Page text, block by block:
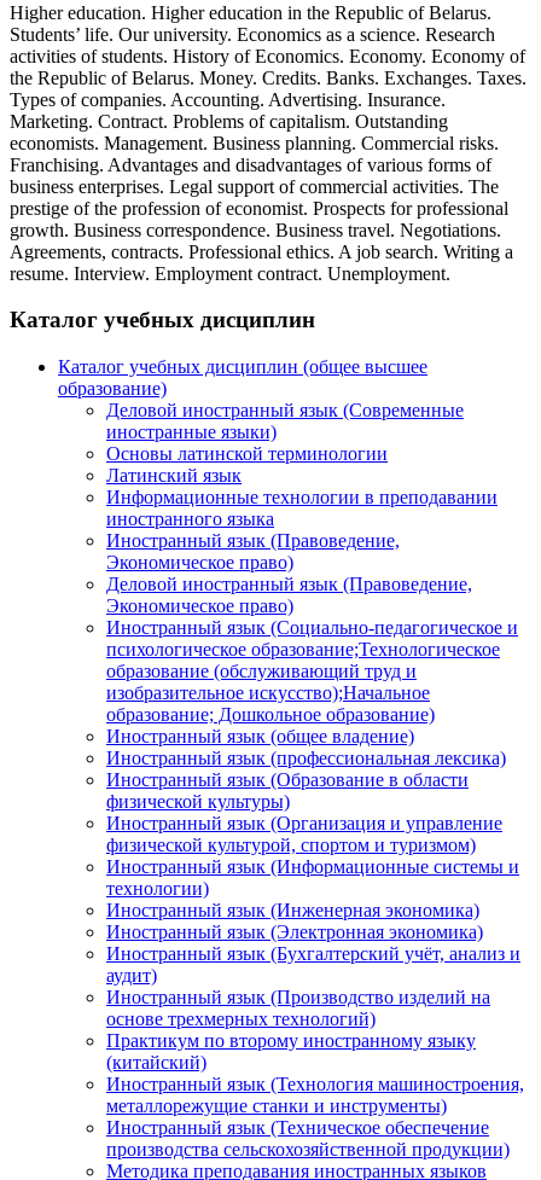
Higher education. Higher education in the Republic of Belarus.
Students’ life. Our university. Economics as a science. Research
activities of students. History of Economics. Economy. Economy of
the Republic of Belarus. Money. Credits. Banks. Exchanges. Taxes.
Types of companies. Accounting. Advertising. Insurance.
Marketing. Contract. Problems of capitalism. Outstanding
economists. Management. Business planning. Commercial risks.
Franchising. Advantages and disadvantages of various forms of
business enterprises. Legal support of commercial activities. The
prestige of the profession of economist. Prospects for professional
growth. Business correspondence. Business travel. Negotiations.
Agreements, contracts. Professional ethics. A job search. Writing a
resume. Interview. Employment contract. Unemployment.
Каталог учебных дисциплин
Каталог учебных дисциплин (общее высшее
образование)
Деловой иностранный язык (Современные
иностранные языки)
Основы латинской терминологии
Латинский язык
Информационные технологии в преподавании
иностранного языка
Иностранный язык (Правоведение,
Экономическое право)
Деловой иностранный язык (Правоведение,
Экономическое право)
Иностранный язык (Социально-педагогическое и
психологическое образование;Технологическое
образование (обслуживающий труд и
изобразительное искусство);Начальное
образование; Дошкольное образование)
Иностранный язык (общее владение)
Иностранный язык (профессиональная лексика)
Иностранный язык (Образование в области
физической культуры)
Иностранный язык (Организация и управление
физической культурой, спортом и туризмом)
Иностранный язык (Информационные системы и
технологии)
Иностранный язык (Инженерная экономика)
Иностранный язык (Электронная экономика)
Иностранный язык (Бухгалтерский учёт, анализ и
аудит)
Иностранный язык (Производство изделий на
основе трехмерных технологий)
Практикум по второму иностранному языку
(китайский)
Иностранный язык (Технология машиностроения,
металлорежущие станки и инструменты)
Иностранный язык (Техническое обеспечение
производства сельскохозяйственной продукции)
Методика преподавания иностранных языков